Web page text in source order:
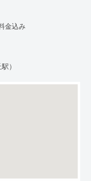
金込み
）